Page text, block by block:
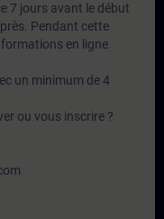
7 jours avant le début
Pendant cette
en ligne
un minimum de 4
ou vous inscrire ?